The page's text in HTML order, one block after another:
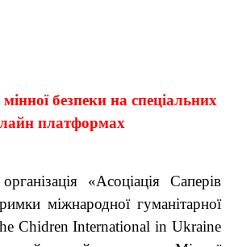
безпеки на спеціальних
платформах
«Асоціація Саперів
міжнародної гуманітарної
the Chidren International in Ukraine